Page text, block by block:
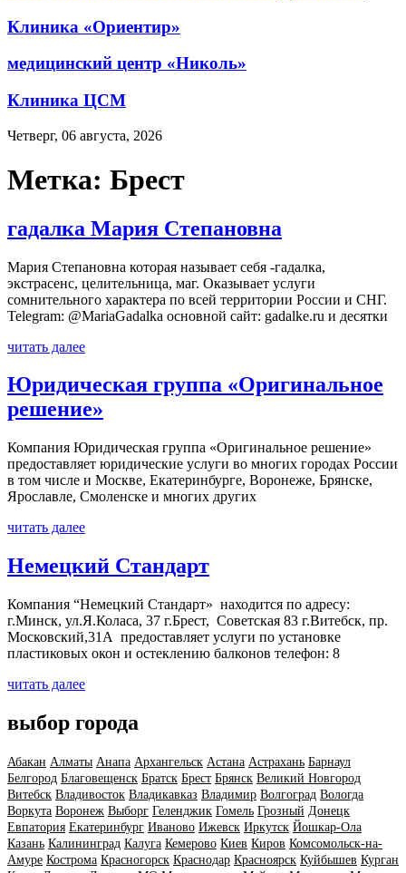
Клиника «Ориентир»
медицинский центр «Николь»
Клиника ЦСМ
Четверг, 06 августа, 2026
Метка: Брест
гадалка Мария Степановна
Мария Степановна которая называет себя -гадалка,
экстрасенс, целительница, маг. Оказывает услуги
сомнительного характера по всей территории России и СНГ.
Telegram: @MariaGadalka основной сайт: gadalke.ru и десятки
читать далее
Юридическая группа «Оригинальное
решение»
Компания Юридическая группа «Оригинальное решение»
предоставляет юридические услуги во многих городах России
в том числе и Москве, Екатеринбурге, Воронеже, Брянске,
Ярославле, Смоленске и многих других
читать далее
Немецкий Стандарт
Компания “Немецкий Стандарт» находится по адресу:
г.Минск, ул.Я.Коласа, 37 г.Брест, Советская 83 г.Витебск, пр.
Московский,31А предоставляет услуги по установке
пластиковых окон и остеклению балконов телефон: 8
читать далее
выбор города
Абакан Алматы Анапа Архангельск Астана Астрахань Барнаул
Белгород Благовещенск Братск Брест Брянск Великий Новгород
Витебск Владивосток Владикавказ Владимир Волгоград Вологда
Воркута Воронеж Выборг Геленджик Гомель Грозный Донецк
Евпатория Екатеринбург Иваново Ижевск Иркутск Йошкар-Ола
Казань Калининград Калуга Кемерово Киев Киров Комсомольск-на-
Амуре Кострома Красногорск Краснодар Красноярск Куйбышев Курган